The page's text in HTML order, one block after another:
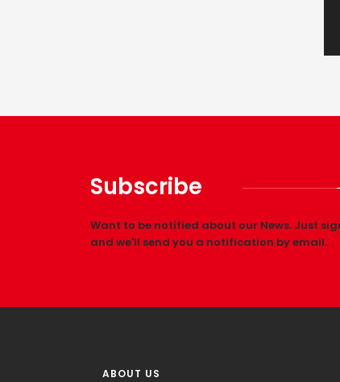
Subscribe
Want to be notified about our News. Just
and we'll send you a notification by email.
ABOUT US